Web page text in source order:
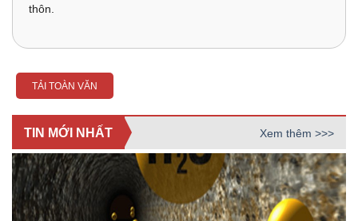
thôn.
TẢI TOÀN VĂN
TIN MỚI NHẤT Xem thêm >>>